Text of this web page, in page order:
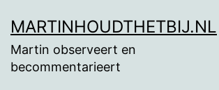
naar
de
MARTINHOUDTHETBIJ.NL
Martin observeert en
becommentarieert